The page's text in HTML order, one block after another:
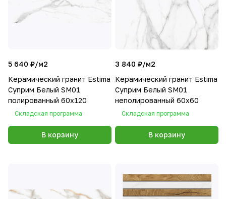
5 640 ₽/м2
Керамический гранит Estima
Суприм Белый SM01
полированный 60x120
Складская программа
В корзину
3 840 ₽/м2
Керамический гранит Estima
Суприм Белый SM01
неполированный 60x60
Складская программа
В корзину